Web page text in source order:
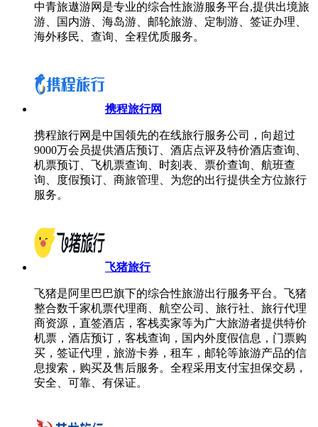
中青旅遨游网是专业的综合性旅游服务平台,提供出境旅
游、国内游、海岛游、邮轮旅游、定制游、签证办理、
海外移民、查询、全程优质服务。
携程旅行网
携程旅行网是中国领先的在线旅行服务公司，向超过
9000万会员提供酒店预订、酒店点评及特价酒店查询、
机票预订、飞机票查询、时刻表、票价查询、航班查
询、度假预订、商旅管理、为您的出行提供全方位旅行
服务。
飞猪旅行
飞猪是阿里巴巴旗下的综合性旅游出行服务平台。飞猪
整合数千家机票代理商、航空公司、旅行社、旅行代理
商资源，直签酒店，客栈卖家等为广大旅游者提供特价
机票，酒店预订，客栈查询，国内外度假信息，门票购
买，签证代理，旅游卡券，租车，邮轮等旅游产品的信
息搜索，购买及售后服务。全程采用支付宝担保交易，
安全、可靠、有保证。